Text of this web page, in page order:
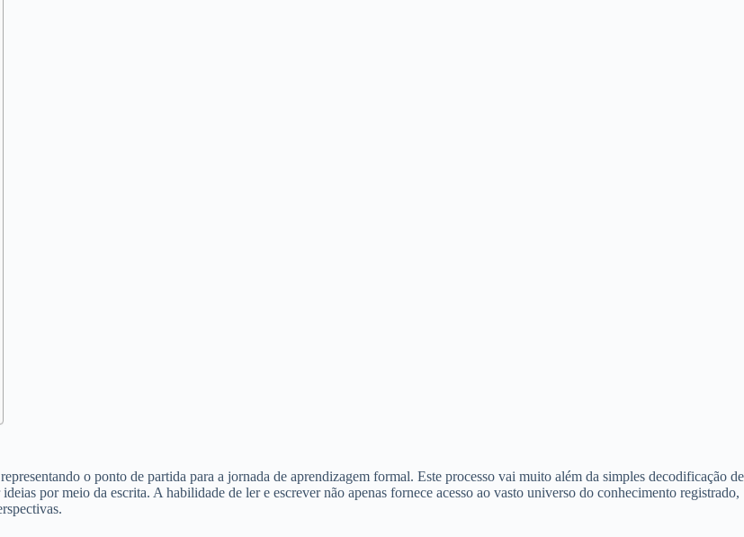
o ponto de partida para a jornada de aprendizagem formal. Este processo vai muito além da simples decodificação de
por meio da escrita. A habilidade de ler e escrever não apenas fornece acesso ao vasto universo do conhecimento registrado,